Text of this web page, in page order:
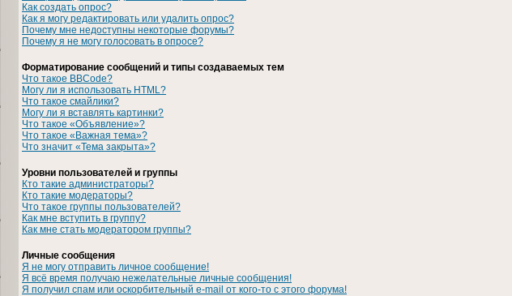
Как создать опрос?
Как я могу редактировать или удалить опрос?
Почему мне недоступны некоторые форумы?
Почему я не могу голосовать в опросе?
Форматирование сообщений и типы создаваемых тем
Что такое BBCode?
Могу ли я использовать HTML?
Что такое смайлики?
Могу ли я вставлять картинки?
Что такое «Объявление»?
Что такое «Важная тема»?
Что значит «Тема закрыта»?
Уровни пользователей и группы
Кто такие администраторы?
Кто такие модераторы?
Что такое группы пользователей?
Как мне вступить в группу?
Как мне стать модератором группы?
Личные сообщения
Я не могу отправить личное сообщение!
Я всё время получаю нежелательные личные сообщения!
Я получил спам или оскорбительный e-mail от кого-то с этого форума!